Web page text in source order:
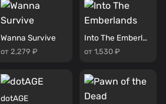
Wanna Survive
от 2,279 ₽
Into The Emberlands
от 1,530 ₽
dotAGE